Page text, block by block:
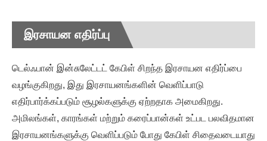
இரசாயன எதிர்ப்பு
டெல்ஃபான் இன்சுலேட்டட் கேபிள் சிறந்த இரசாயன எதிர்ப்பை
வழங்குகிறது, இது இரசாயனங்களின் வெளிப்பாடு
எதிர்பார்க்கப்படும் சூழல்களுக்கு ஏற்றதாக அமைகிறது.
அமிலங்கள், காரங்கள் மற்றும் கரைப்பான்கள் உட்பட பலவிதமான
இரசாயனங்களுக்கு வெளிப்படும் போது கேபிள் சிதைவடையாது